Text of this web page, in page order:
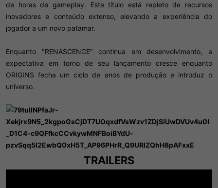
de horas de gameplay. Este título está repleto de recursos
inovadores e conteúdo extenso, elevando a experiência do
jogador a um novo patamar.
Enquanto "RENASCENCE" continua em desenvolvimento, a
expectativa em torno de seu lançamento cresce enquanto
ORIGINS fecha um ciclo de anos de produção e introduz o
universo.​
TRAILERS